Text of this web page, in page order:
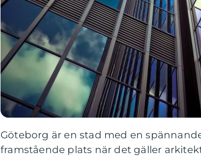
Göteborg är en stad med en
framstående plats när det gäller